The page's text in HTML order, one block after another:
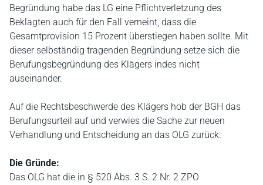
Begründung habe das LG eine Pflichtverletzung des
Beklagten auch für den Fall verneint, dass die
Gesamtprovision 15 Prozent überstiegen haben sollte. Mit
dieser selbständig tragenden Begründung setze sich die
Berufungsbegründung des Klägers indes nicht
auseinander.
Auf die Rechtsbeschwerde des Klägers hob der BGH das
Berufungsurteil auf und verwies die Sache zur neuen
Verhandlung und Entscheidung an das OLG zurück.
Die Gründe:
Das OLG hat die in § 520 Abs. 3 S. 2 Nr. 2 ZPO